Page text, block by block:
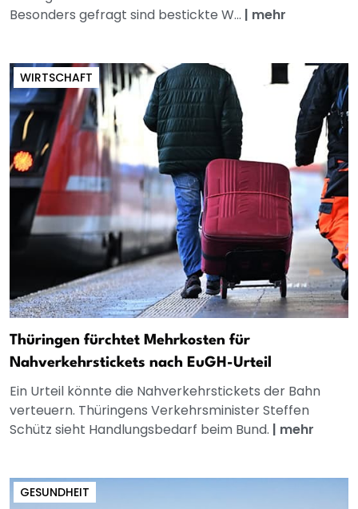
Besonders gefragt sind bestickte W... | mehr
WIRTSCHAFT
Thüringen fürchtet Mehrkosten für
Nahverkehrstickets nach EuGH-Urteil
Ein Urteil könnte die Nahverkehrstickets der Bahn
verteuern. Thüringens Verkehrsminister Steffen
Schütz sieht Handlungsbedarf beim Bund. | mehr
GESUNDHEIT